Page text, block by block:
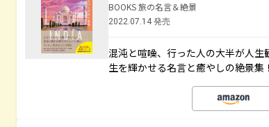
BOOKS 旅の名言＆絶景
2022.07.14 発売
混沌と喧噪、行った人の大半が人
生を輝かせる名言と癒やしの絶景集！